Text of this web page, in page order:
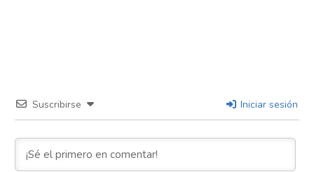
Suscribirse Iniciar sesión